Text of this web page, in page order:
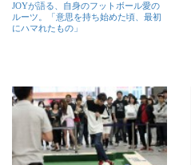
JOYが語る、自身のフットボール愛の
ルーツ。「意思を持ち始めた頃、最初
にハマれたもの」